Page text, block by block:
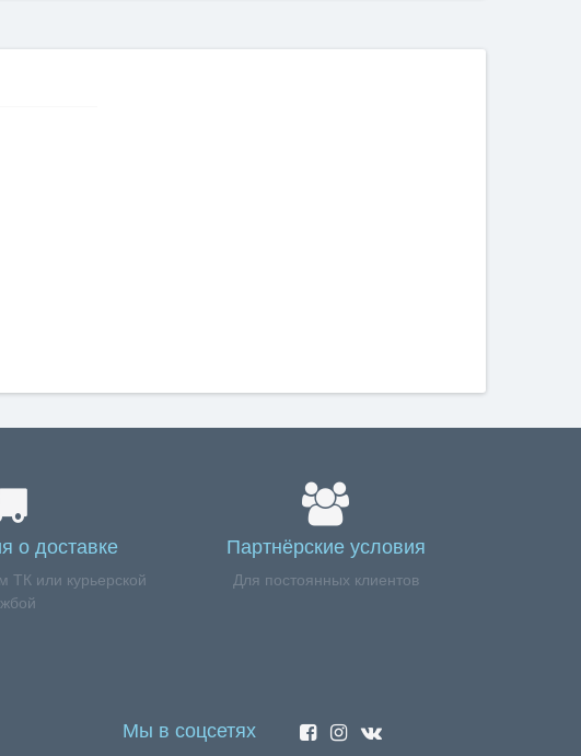
о доставке
ТК или курьерской
Партнёрские условия
Для постоянных клиентов
Мы в соцсетях